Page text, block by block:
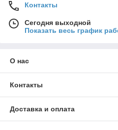
Контакты
Сегодня выходной
Показать весь график
О нас
Контакты
Доставка и оплата